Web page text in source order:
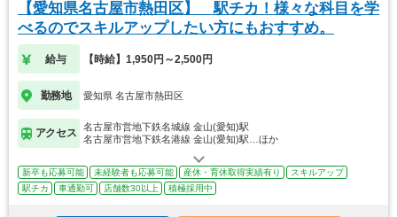
【愛知県名古屋市熱田区】 駅チカ！様々な科目を学
べるのでスキルアップしたい方にもおすすめ。
給与 【時給】1,950円～2,500円
勤務地 愛知県 名古屋市熱田区
アクセス
名古屋市営地下鉄名城線 金山(愛知)駅
名古屋市営地下鉄名港線 金山(愛知)駅…ほか
新卒も応募可能 未経験者も応募可能 産休・育休取得実績有り
スキルアップ
駅チカ
車通勤可 店舗数30以上 積極採用中